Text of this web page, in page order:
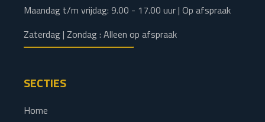
Maandag t/m vrijdag: 9.00 - 17.00 uur | Op afspraak
Zaterdag | Zondag : Alleen op afspraak
SECTIES
Home